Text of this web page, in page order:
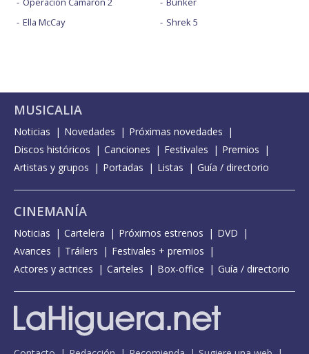
Ella McCay
Shrek 5
MUSICALIA
Noticias Novedades
Próximas novedades
Discos históricos
Canciones Festivales
Premios
Artistas y grupos
Portadas Listas Guía / directorio
CINEMANÍA
Noticias Cartelera Próximos estrenos
DVD
Avances
Tráilers
Festivales + premios
Actores y actrices
Carteles Box-office Guía / directorio